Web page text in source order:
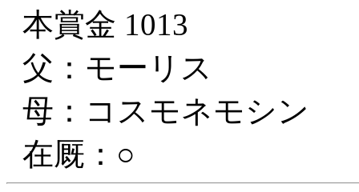
本賞金 1013
父：モーリス
母：コスモネモシン
在厩：○